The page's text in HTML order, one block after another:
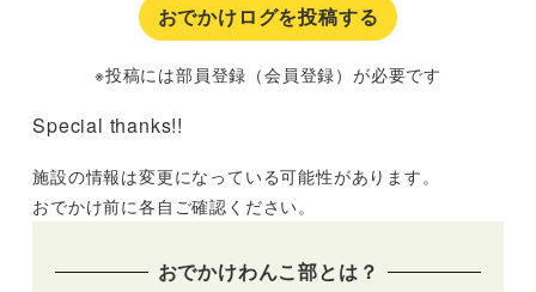
おでかけログを投稿する
※投稿には部員登録（会員登録）が必要です
Special thanks!!
施設の情報は変更になっている可能性があります。
おでかけ前に各自ご確認ください。
おでかけわんこ部とは？